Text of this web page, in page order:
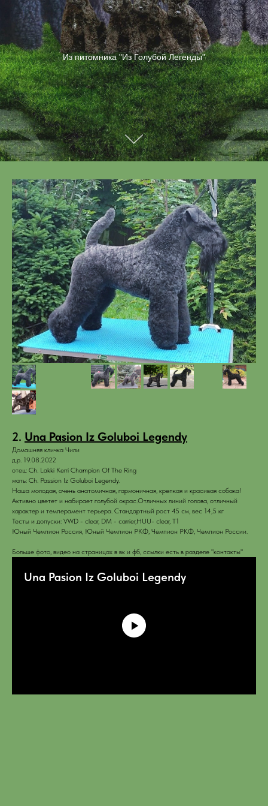
Из питомника "Из Голубой Легенды"
2. Una Pasion Iz Goluboi Legendy
Домашняя кличка Чили
д.р. 19.08.2022
отец: Ch. Lakki Kerri Champion Of The Ring
мать: Ch. Passion Iz Goluboi Legendy.
Наша молодая, очень анатомичная, гармоничная, крепкая и красивая собака!
Активно цветет и набирает голубой окрас.Отличных линий голова, отличный
характер и темперамент терьера. Стандартный рост 45 см, вес 14,5 кг
Тесты и допуски: VWD - clear, DM - carrier,HUU- clear, T1
Юный Чемпион Россия, Юный Чемпион РКФ, Чемпион РКФ, Чемпион России.
Больше фото, видео на страницах в вк и фб, ссылки есть в разделе "контакты"
Una Pasion Iz Goluboi Legendy